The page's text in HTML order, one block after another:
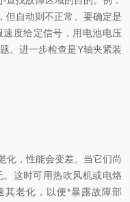
但自动则不正常。要确定是
度给定信号，用电池电压
。进一步检查是Y轴夹紧装
，性能会变差。当它们尚
这时可用热吹风机或电烙
其老化，以便*暴露故障部